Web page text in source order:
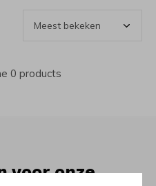
0 products
voor onze